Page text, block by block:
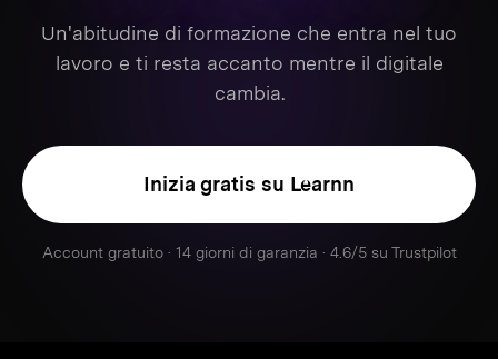
Un'abitudine di formazione che entra nel tuo
lavoro e ti resta accanto mentre il digitale
cambia.
Inizia gratis su Learnn
Account gratuito · 14 giorni di garanzia · 4.6/5 su Trustpilot